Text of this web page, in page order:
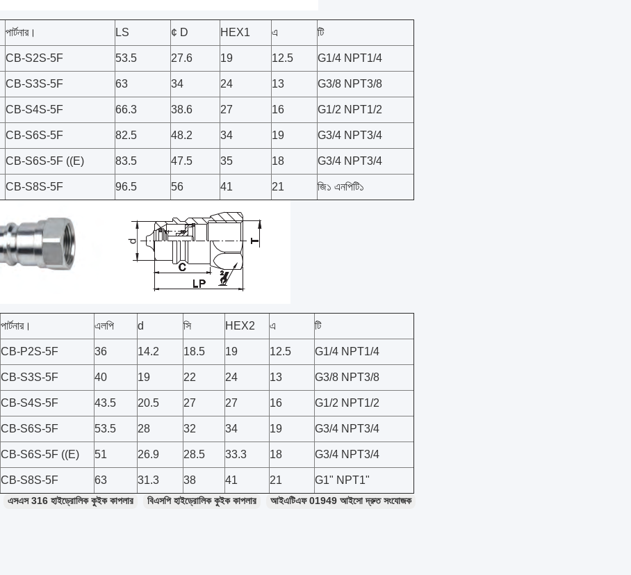
পার্টনার। LS ¢ D HEX1 এ টি
CB-S2S-5F 53.5 27.6 19 12.5 G1/4 NPT1/4
CB-S3S-5F 63 34 24 13 G3/8 NPT3/8
CB-S4S-5F 66.3 38.6 27 16 G1/2 NPT1/2
CB-S6S-5F 82.5 48.2 34 19 G3/4 NPT3/4
CB-S6S-5F ((E) 83.5 47.5 35 18 G3/4 NPT3/4
CB-S8S-5F 96.5 56 41 21 জি১ এনপিটি১
পার্টনার। এলপি d সি HEX2 এ টি
CB-P2S-5F 36 14.2 18.5 19 12.5 G1/4 NPT1/4
CB-S3S-5F 40 19 22 24 13 G3/8 NPT3/8
CB-S4S-5F 43.5 20.5 27 27 16 G1/2 NPT1/2
CB-S6S-5F 53.5 28 32 34 19 G3/4 NPT3/4
CB-S6S-5F ((E) 51 26.9 28.5 33.3 18 G3/4 NPT3/4
CB-S8S-5F 63 31.3 38 41 21 G1" NPT1"
এসএস 316 হাইড্রোলিক কুইক কাপলার বিএসপি হাইড্রোলিক কুইক কাপলার আইএটিএফ 01949 আইসো দ্রুত সংযোজক